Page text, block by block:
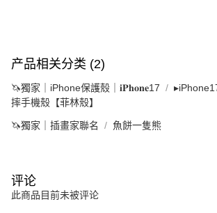
产品相关分类 (2)
🦄獨家｜iPhone保護殼｜𝐢𝐏𝐡𝐨𝐧𝐞17
摔手機殼【菲林殼】
🦄獨家｜插畫家聯名 魚餅一隻熊
评论
此商品目前未被评论